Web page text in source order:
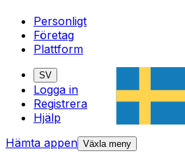
Personligt
Företag
Plattform
SV
Logga in
Registrera
Hjälp
Hämta appen Växla meny